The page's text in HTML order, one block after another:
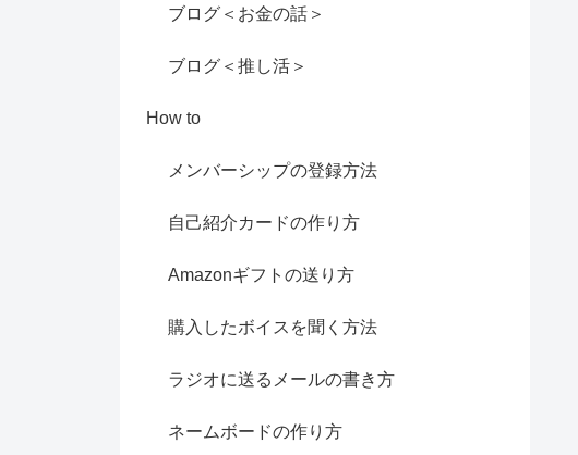
ブログ＜お金の話＞
ブログ＜推し活＞
How to
メンバーシップの登録方法
自己紹介カードの作り方
Amazonギフトの送り方
購入したボイスを聞く方法
ラジオに送るメールの書き方
ネームボードの作り方